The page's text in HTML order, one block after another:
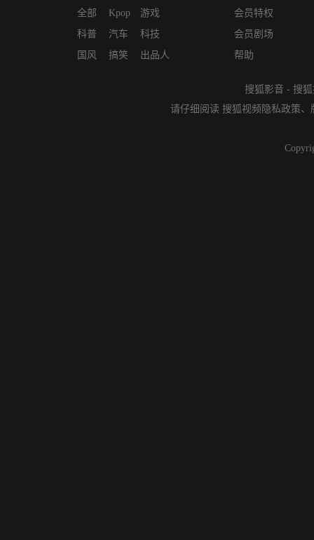
全部
科普
国风
Kpop
汽车
搞笑
游戏
科技
出品人
会员特权
会员剧场
帮助
搜狐影音 - 搜
请仔细阅读 搜狐视频隐私政策、